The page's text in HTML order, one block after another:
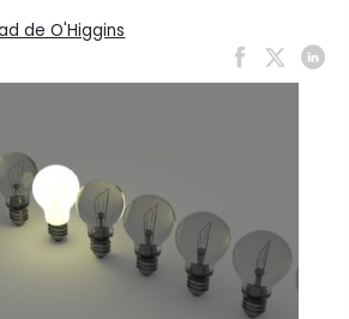
de O'Higgins